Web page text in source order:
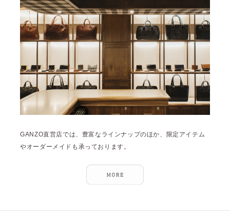
GANZO直営店では、豊富なラインナップのほか、限定アイテム
やオーダーメイドも承っております。